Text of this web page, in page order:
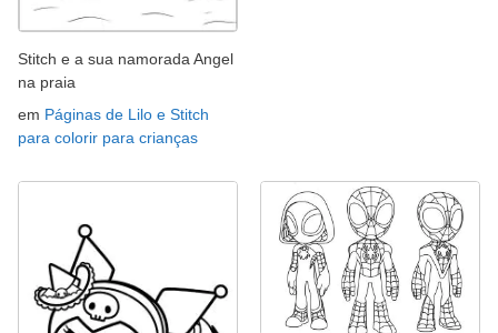
Stitch e a sua namorada Angel
na praia
em Páginas de Lilo e Stitch
para colorir para crianças